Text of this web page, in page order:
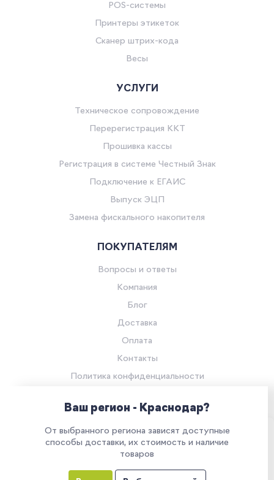
POS-системы
Принтеры этикеток
Сканер штрих-кода
Весы
УСЛУГИ
Техническое сопровождение
Перерегистрация ККТ
Прошивка кассы
Регистрация в системе Честный Знак
Подключение к ЕГАИС
Выпуск ЭЦП
Замена фискального накопителя
ПОКУПАТЕЛЯМ
Вопросы и ответы
Компания
Блог
Доставка
Оплата
Контакты
Политика конфиденциальности
Все права защищены.
Наш сайт использует куки. Продолжая им
пользоваться, вы соглашаетесь на обработку
персональных данных в соответствии с
Ваш регион - Краснодар?
От выбранного региона зависят доступные
способы доставки, их стоимость и наличие
товаров